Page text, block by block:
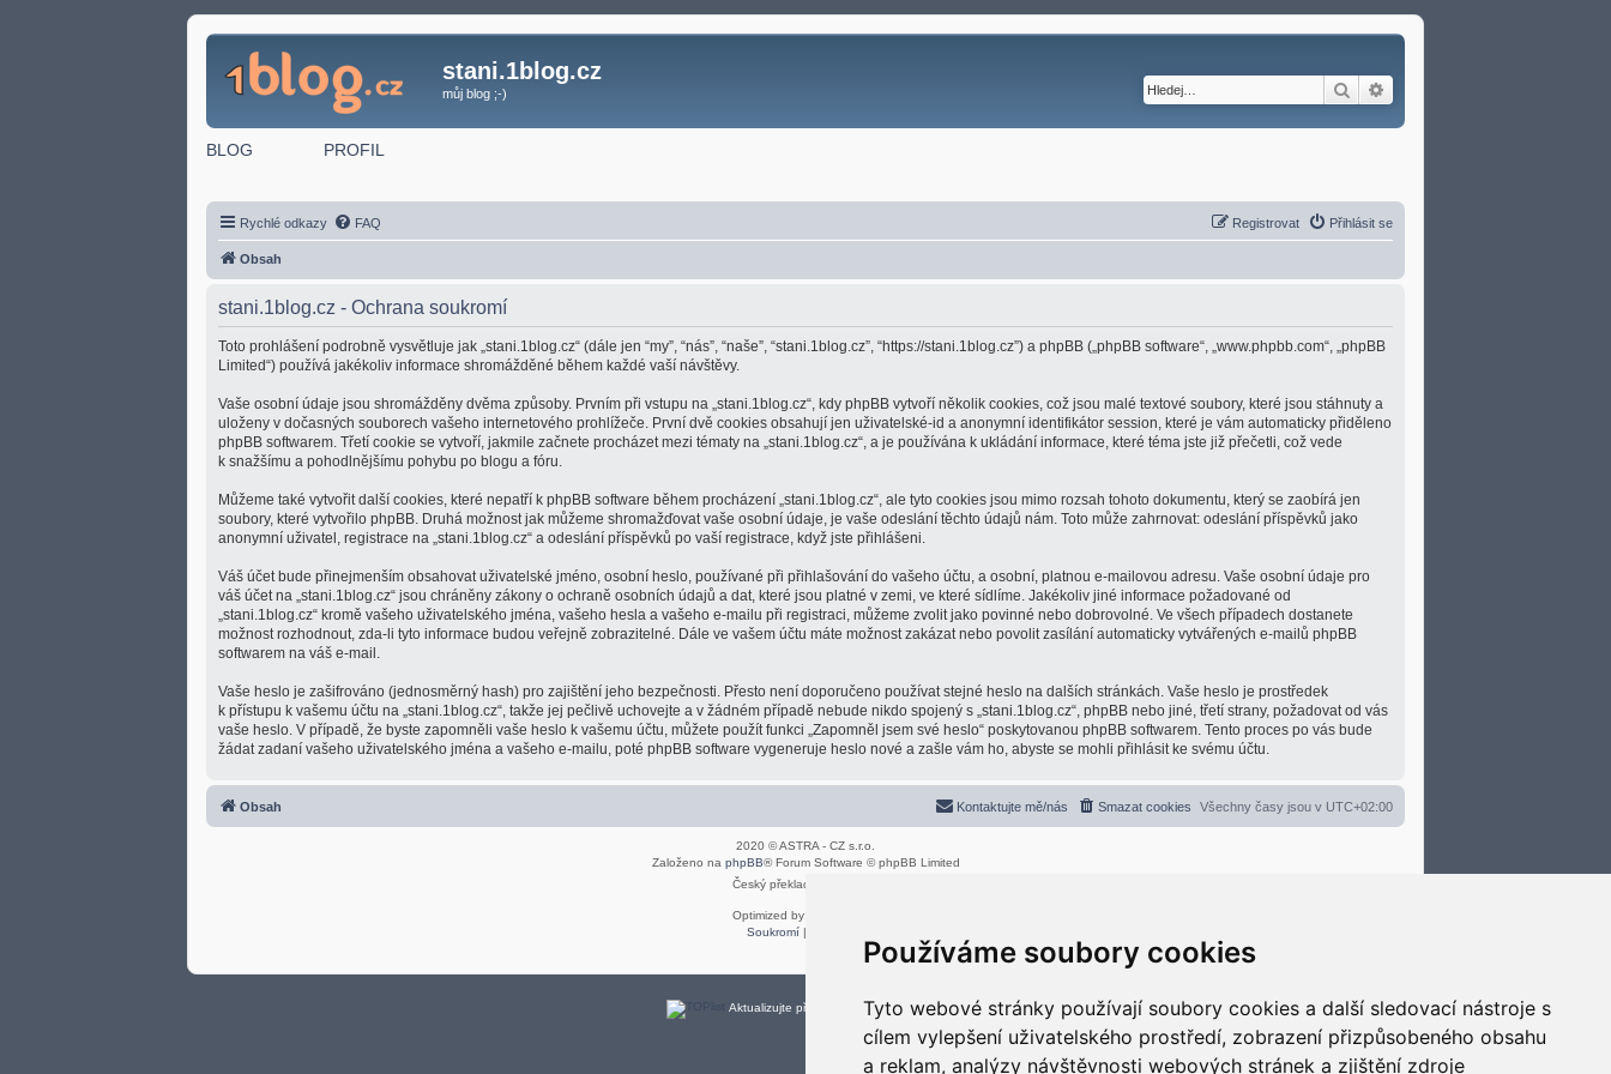
Používáme soubory cookies
Tyto webové stránky používají soubory cookies a další sledovací nástroje s
cílem vylepšení uživatelského prostředí, zobrazení přizpůsobeného obsahu
a reklam, analýzy návštěvnosti webových stránek a zjištění zdroje
stani.1blog.cz
můj blog ;-) Hledat
BLOG PROFIL
Rychlé odkazy FAQ Přihlásit se
Registrovat
Obsah
stani.1blog.cz - Ochrana soukromí
Toto prohlášení podrobně vysvětluje jak „stani.1blog.cz“ (dále jen “my”, “nás”, “naše”, “stani.1blog.cz”, “https://stani.1blog.cz”) a phpBB („phpBB software“, „www.phpbb.com“, „phpBB
Limited“) používá jakékoliv informace shromážděné během každé vaší návštěvy.
Vaše osobní údaje jsou shromážděny dvěma způsoby. Prvním při vstupu na „stani.1blog.cz“, kdy phpBB vytvoří několik cookies, což jsou malé textové soubory, které jsou stáhnuty a
uloženy v dočasných souborech vašeho internetového prohlížeče. První dvě cookies obsahují jen uživatelské-id a anonymní identifikátor session, které je vám automaticky přiděleno
phpBB softwarem. Třetí cookie se vytvoří, jakmile začnete procházet mezi tématy na „stani.1blog.cz“, a je používána k ukládání informace, které téma jste již přečetli, což vede
k snažšímu a pohodlnějšímu pohybu po blogu a fóru.
Můžeme také vytvořit další cookies, které nepatří k phpBB software během procházení „stani.1blog.cz“, ale tyto cookies jsou mimo rozsah tohoto dokumentu, který se zaobírá jen
soubory, které vytvořilo phpBB. Druhá možnost jak můžeme shromažďovat vaše osobní údaje, je vaše odeslání těchto údajů nám. Toto může zahrnovat: odeslání příspěvků jako
anonymní uživatel, registrace na „stani.1blog.cz“ a odeslání příspěvků po vaší registrace, když jste přihlášeni.
Váš účet bude přinejmenším obsahovat uživatelské jméno, osobní heslo, používané při přihlašování do vašeho účtu, a osobní, platnou e-mailovou adresu. Vaše osobní údaje pro
váš účet na „stani.1blog.cz“ jsou chráněny zákony o ochraně osobních údajů a dat, které jsou platné v zemi, ve které sídlíme. Jakékoliv jiné informace požadované od
„stani.1blog.cz“ kromě vašeho uživatelského jména, vašeho hesla a vašeho e-mailu při registraci, můžeme zvolit jako povinné nebo dobrovolné. Ve všech případech dostanete
možnost rozhodnout, zda-li tyto informace budou veřejně zobrazitelné. Dále ve vašem účtu máte možnost zakázat nebo povolit zasílání automaticky vytvářených e-mailů phpBB
softwarem na váš e-mail.
Vaše heslo je zašifrováno (jednosměrný hash) pro zajištění jeho bezpečnosti. Přesto není doporučeno používat stejné heslo na dalších stránkách. Vaše heslo je prostředek
k přístupu k vašemu účtu na „stani.1blog.cz“, takže jej pečlivě uchovejte a v žádném případě nebude nikdo spojený s „stani.1blog.cz“, phpBB nebo jiné, třetí strany, požadovat od vás
vaše heslo. V případě, že byste zapomněli vaše heslo k vašemu účtu, můžete použít funkci „Zapomněl jsem své heslo“ poskytovanou phpBB softwarem. Tento proces po vás bude
žádat zadaní vašeho uživatelského jména a vašeho e-mailu, poté phpBB software vygeneruje heslo nové a zašle vám ho, abyste se mohli přihlásit ke svému účtu.
Obsah Všechny časy jsou v UTC+02:00
Smazat cookies
Kontaktujte mě/nás
2020 © ASTRA - CZ s.r.o.
Založeno na phpBB® Forum Software © phpBB Limited
Český překlad –
Optimized by:
Soukromí|
Aktualizujte předvolby souborů cookies